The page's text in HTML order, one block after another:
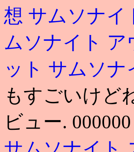
想 サムソナイ
ムソナイト
ット サムソナ
もすごいけど
ビュー. 000000